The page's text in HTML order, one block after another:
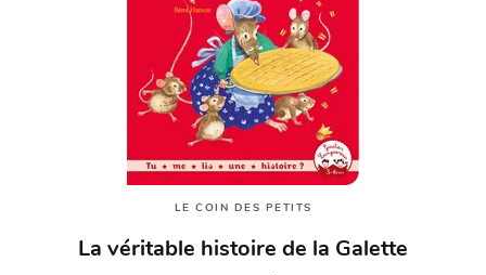
LE COIN DES PETITS
La véritable histoire de la Galette